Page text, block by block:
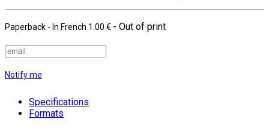
Paperback - In French 1.00 € - Out of print
Notify me
Specifications
Formats